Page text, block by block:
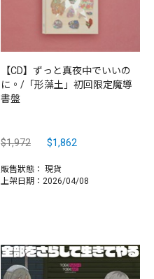
【CD】ずっと真夜中でいいの
に。/「形藻土」初回限定魔導
書盤
$1,972 $1,862
販售狀態： 現貨
上架日期：2026/04/08